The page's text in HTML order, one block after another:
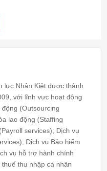
lực Nhân Kiệt được thành
với lĩnh vực hoạt động
(Outsourcing
lao động (Staffing
services); Dịch vụ
Dịch vụ Bảo hiểm
vụ hỗ trợ hành chính
thu nhập cá nhân